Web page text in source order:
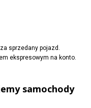
sprzedany pojazd.
ekspresowym na konto.
samochody